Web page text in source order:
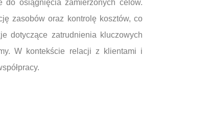
osiągnięcia zamierzonych celów.
zasobów oraz kontrolę kosztów, co
dotyczące zatrudnienia kluczowych
W kontekście relacji z klientami i